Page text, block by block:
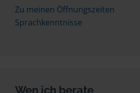
Zu meinen Öffnungszeiten
Sprachkenntnisse
Wen ich berate